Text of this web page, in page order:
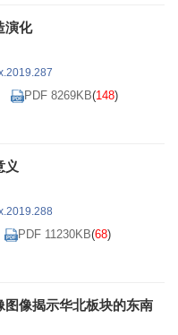
演化
PDF 8269KB(148)
义
PDF 11230KB(68)
像揭示华北板块的东南